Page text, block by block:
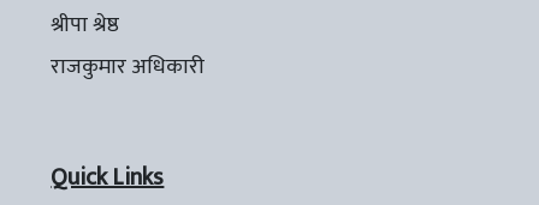
श्रीपा श्रेष्ठ
राजकुमार अधिकारी
Quick Links